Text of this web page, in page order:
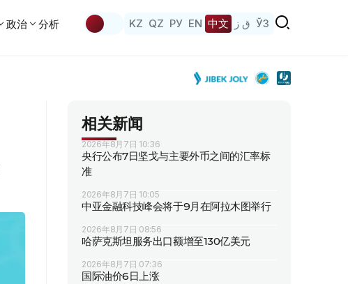
政治 分析 KZ QZ РУ EN 中文 ق ز ЎЗ
相关新闻
2026年8月7日 10:36
央行公布7日坚戈与主要外币之间的汇率标
准
2026年8月7日 10:05
中亚金融科技峰会将于9月在阿拉木图举行
2026年8月7日 08:56
哈萨克斯坦服务出口额增至130亿美元
2026年8月7日 07:36
国际油价6日上涨